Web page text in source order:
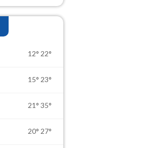
12° 22°
15° 23°
21° 35°
20° 27°